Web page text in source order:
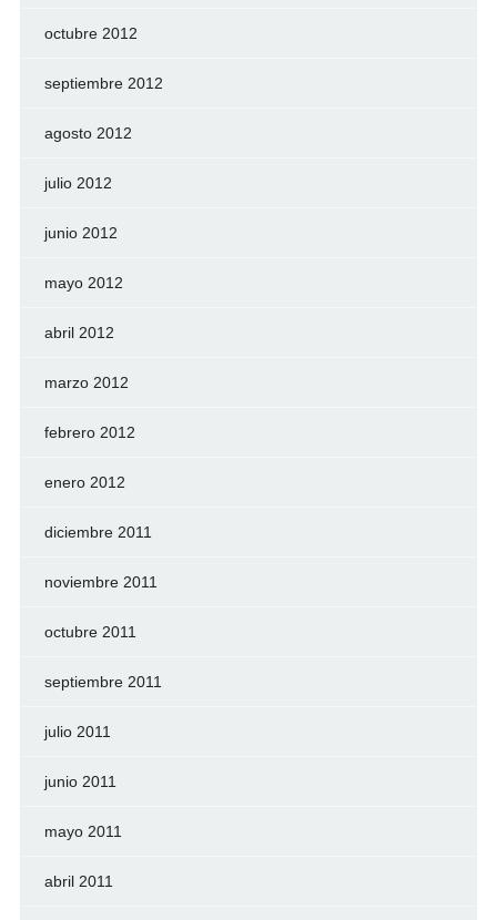
octubre 2012
septiembre 2012
agosto 2012
julio 2012
junio 2012
mayo 2012
abril 2012
marzo 2012
febrero 2012
enero 2012
diciembre 2011
noviembre 2011
octubre 2011
septiembre 2011
julio 2011
junio 2011
mayo 2011
abril 2011